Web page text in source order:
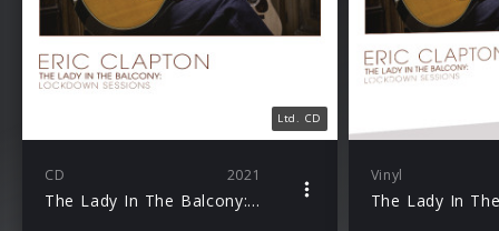
Ltd. CD
CD 2021
The Lady In The Balcony: Lockdown Sessions
Vinyl